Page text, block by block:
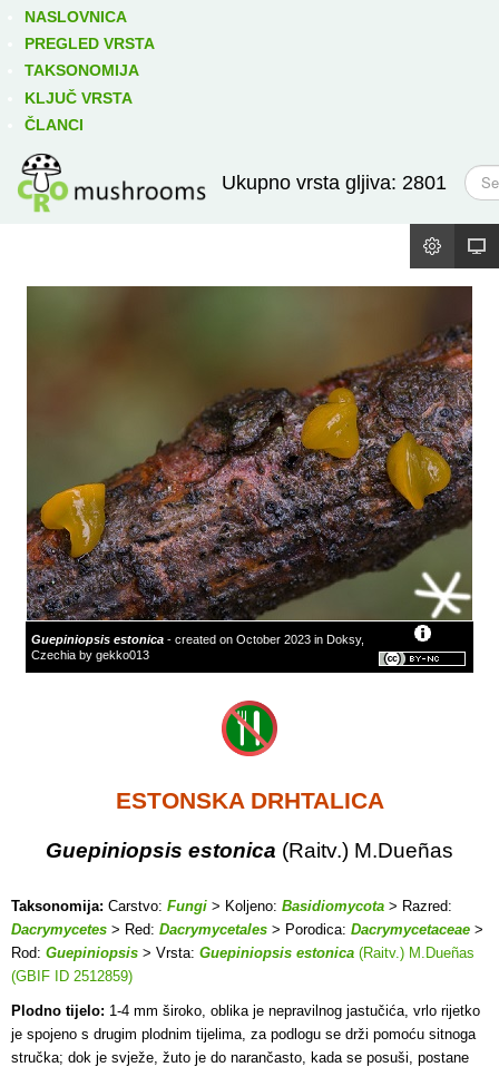
NASLOVNICA
PREGLED VRSTA
TAKSONOMIJA
KLJUČ VRSTA
ČLANCI
Ukupno vrsta gljiva: 2801
T
r
ž
Guepiniopsis estonica - created on October 2023 in Doksy,
Czechia by gekko013
ESTONSKA DRHTALICA
Guepiniopsis estonica (Raitv.) M.Dueñas
Taksonomija: Carstvo: Fungi > Koljeno: Basidiomycota > Razred:
Dacrymycetes > Red: Dacrymycetales > Porodica: Dacrymycetaceae >
Rod: Guepiniopsis > Vrsta: Guepiniopsis estonica (Raitv.) M.Dueñas
(GBIF ID 2512859)
Plodno tijelo: 1-4 mm široko, oblika je nepravilnog jastučića, vrlo rijetko
je spojeno s drugim plodnim tijelima, za podlogu se drži pomoću sitnoga
stručka; dok je svježe, žuto je do narančasto, kada se posuši, postane
Izravno podređene niže takse: